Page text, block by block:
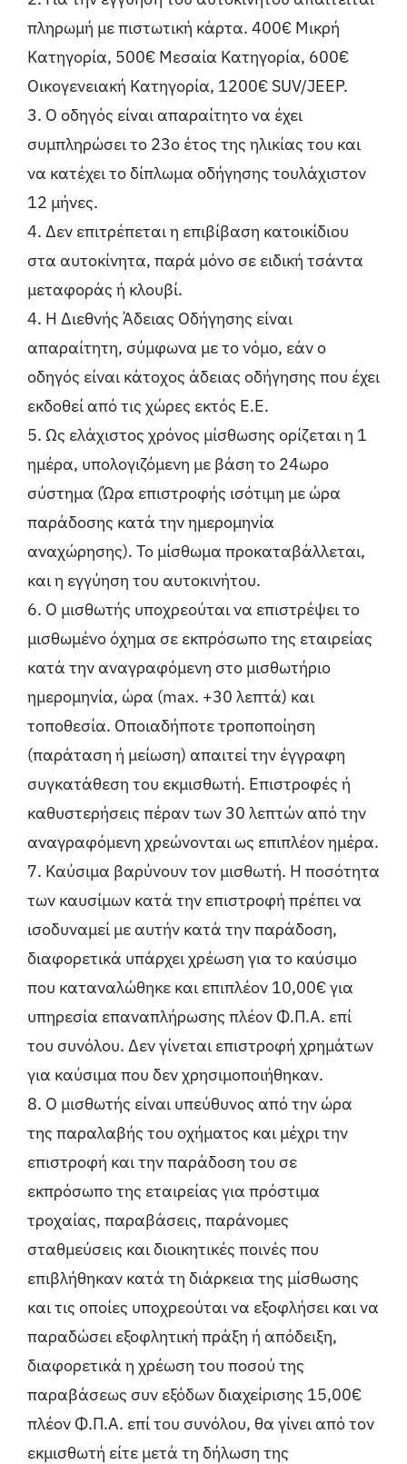
πληρωμή με πιστωτική κάρτα. 400€ Μικρή
Κατηγορία, 500€ Μεσαία Κατηγορία, 600€
Οικογενειακή Κατηγορία, 1200€ SUV/JEEP.
3. Ο οδηγός είναι απαραίτητο να έχει
συμπληρώσει το 23ο έτος της ηλικίας του και
να κατέχει το δίπλωμα οδήγησης τουλάχιστον
12 μήνες.
4. Δεν επιτρέπεται η επιβίβαση κατοικίδιου
στα αυτοκίνητα, παρά μόνο σε ειδική τσάντα
μεταφοράς ή κλουβί.
4. Η Διεθνής Άδειας Οδήγησης είναι
απαραίτητη, σύμφωνα με το νόμο, εάν ο
οδηγός είναι κάτοχος άδειας οδήγησης που έχει
εκδοθεί από τις χώρες εκτός Ε.Ε.
5. Ως ελάχιστος χρόνος μίσθωσης ορίζεται η 1
ημέρα, υπολογιζόμενη με βάση το 24ωρο
σύστημα (Ώρα επιστροφής ισότιμη με ώρα
παράδοσης κατά την ημερομηνία
αναχώρησης). Το μίσθωμα προκαταβάλλεται,
και η εγγύηση του αυτοκινήτου.
6. Ο μισθωτής υποχρεούται να επιστρέψει το
μισθωμένο όχημα σε εκπρόσωπο της εταιρείας
κατά την αναγραφόμενη στο μισθωτήριο
ημερομηνία, ώρα (max. +30 λεπτά) και
τοποθεσία. Οποιαδήποτε τροποποίηση
(παράταση ή μείωση) απαιτεί την έγγραφη
συγκατάθεση του εκμισθωτή. Επιστροφές ή
καθυστερήσεις πέραν των 30 λεπτών από την
αναγραφόμενη χρεώνονται ως επιπλέον ημέρα.
7. Καύσιμα βαρύνουν τον μισθωτή. Η ποσότητα
των καυσίμων κατά την επιστροφή πρέπει να
ισοδυναμεί με αυτήν κατά την παράδοση,
διαφορετικά υπάρχει χρέωση για το καύσιμο
που καταναλώθηκε και επιπλέον 10,00€ για
υπηρεσία επαναπλήρωσης πλέον Φ.Π.Α. επί
του συνόλου. Δεν γίνεται επιστροφή χρημάτων
για καύσιμα που δεν χρησιμοποιήθηκαν.
8. Ο μισθωτής είναι υπεύθυνος από την ώρα
της παραλαβής του οχήματος και μέχρι την
επιστροφή και την παράδοση του σε
εκπρόσωπο της εταιρείας για πρόστιμα
τροχαίας, παραβάσεις, παράνομες
σταθμεύσεις και διοικητικές ποινές που
επιβλήθηκαν κατά τη διάρκεια της μίσθωσης
και τις οποίες υποχρεούται να εξοφλήσει και να
παραδώσει εξοφλητική πράξη ή απόδειξη,
διαφορετικά η χρέωση του ποσού της
παραβάσεως συν εξόδων διαχείρισης 15,00€
πλέον Φ.Π.Α. επί του συνόλου, θα γίνει από τον
εκμισθωτή είτε μετά τη δήλωση της